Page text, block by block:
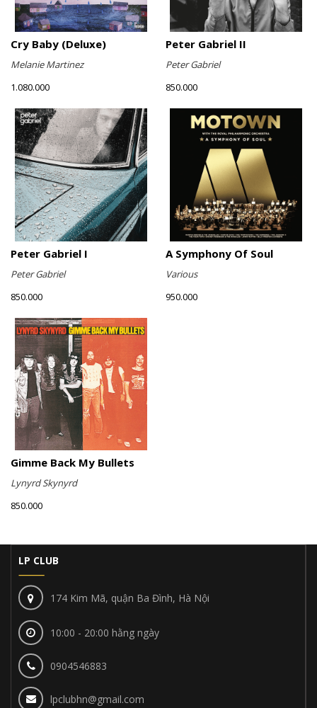
Cry Baby (Deluxe)
Melanie Martinez
1.080.000
Peter Gabriel II
Peter Gabriel
850.000
Peter Gabriel I
Peter Gabriel
850.000
A Symphony Of Soul
Various
950.000
Gimme Back My Bullets
Lynyrd Skynyrd
850.000
LP CLUB
174 Kim Mã, quận Ba Đình, Hà Nội
10:00 - 20:00 hằng ngày
0904546883
lpclubhn@gmail.com